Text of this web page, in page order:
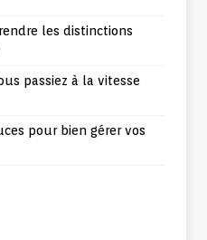
les distinctions
passiez à la vitesse
pour bien gérer vos